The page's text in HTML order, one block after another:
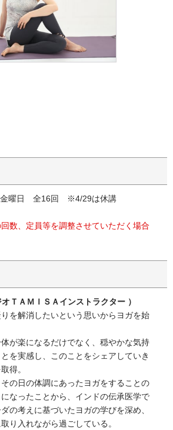
曜日 全16回 ※4/29は休講
数、定員等を調整させていただく場合
ＴＡＭＩＳＡインストラクター ）
を解消したいという思いからヨガを始
が楽になるだけでなく、穏やかな気持
を実感し、このことをシェアしていき
得。
の日の体調にあったヨガをすることの
なったことから、インドの伝承医学で
の考えに基づいたヨガの学びを深め、
り入れながら過ごしている。